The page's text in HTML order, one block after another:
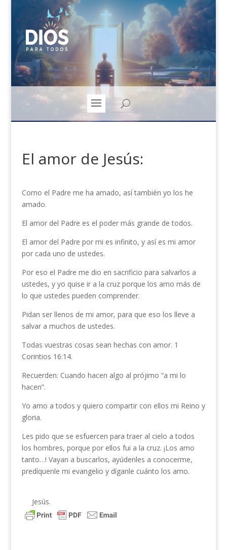
El amor de Jesús:
Como el Padre me ha amado, así también yo los he
amado.
El amor del Padre es el poder más grande de todos.
El amor del Padre por mi es infinito, y así es mi amor
por cada uno de ustedes.
Por eso el Padre me dio en sacrificio para salvarlos a
ustedes, y yo quise ir a la cruz porque los amo más de
lo que ustedes pueden comprender.
Pidan ser llenos de mi amor, para que eso los lleve a
salvar a muchos de ustedes.
Todas vuestras cosas sean hechas con amor. 1
Corintios 16:14.
Recuerden: Cuando hacen algo al prójimo “a mi lo
hacen”.
Yo amo a todos y quiero compartir con ellos mi Reino y
gloria.
Les pido que se esfuercen para traer al cielo a todos
los hombres, porque por ellos fui a la cruz. ¡Los amo
tanto…! Vayan a buscarlos, ayúdenles a conocerme,
predíquenle mi evangelio y díganle cuánto los amo.
Jesús.